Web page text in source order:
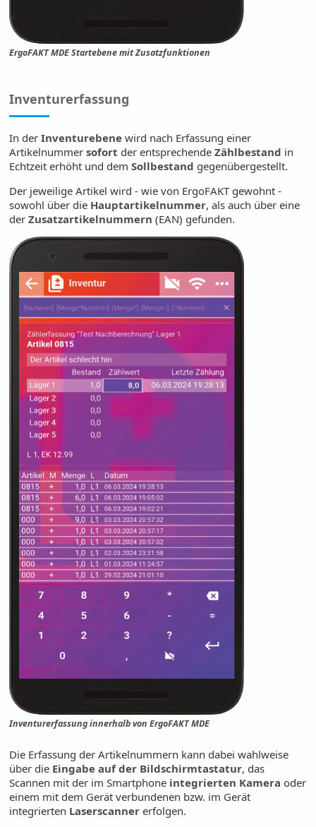
ErgoFAKT MDE Startebene mit Zusatzfunktionen
Inventurerfassung
In derInventurebene wird nach Erfassung einer
Artikelnummersofort der entsprechendeZählbestand in
Echtzeit erhöht und demSollbestand gegenübergestellt.
Der jeweilige Artikel wird - wie von ErgoFAKT gewohnt -
sowohl über die Hauptartikelnummer, als auch über eine
derZusatzartikelnummern (EAN) gefunden.
Inventurerfassung innerhalb von ErgoFAKT MDE
Die Erfassung der Artikelnummern kann dabei wahlweise
über die Eingabe auf der Bildschirmtastatur, das
Scannen mit der im Smartphone integrierten Kamera oder
einem mit dem Gerät verbundenen bzw. im Gerät
integrierten Laserscanner erfolgen.